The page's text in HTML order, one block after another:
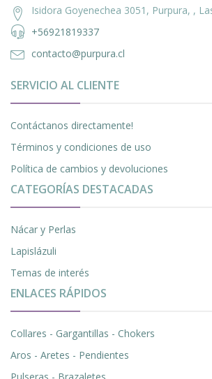
Isidora Goyenechea 3051, Purpura, ,
+56921819337
contacto@purpura.cl
SERVICIO AL CLIENTE
Contáctanos directamente!
Términos y condiciones de uso
Política de cambios y devoluciones
CATEGORÍAS DESTACADAS
Nácar y Perlas
Lapislázuli
Temas de interés
ENLACES RÁPIDOS
Collares - Gargantillas - Chokers
Aros - Aretes - Pendientes